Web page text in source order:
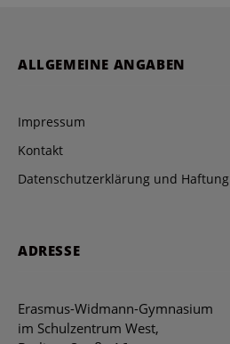
ALLGEMEINE ANGABEN
Impressum
Kontakt
Datenschutzerklärung und Haftung
ADRESSE
Erasmus-Widmann-Gymnasium
im Schulzentrum West,